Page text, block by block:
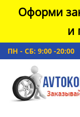
Оформи
и
ПН - СБ: 9:00 -20:00